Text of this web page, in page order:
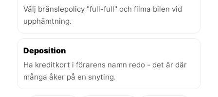
Välj bränslepolicy "full-full" och filma bilen vid
upphämtning.
Deposition
Ha kreditkort i förarens namn redo - det är där
många åker på en snyting.